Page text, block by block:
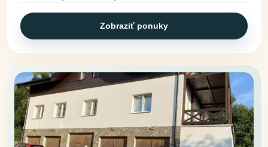
Zobraziť ponuky